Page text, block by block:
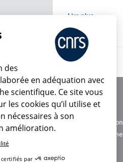
Lire plus
Charte d'utilisation
Données
des
en adéquation avec
scientifique. Ce site vous
les cookies qu’il utilise et
nécessaires à son
amélioration.
par